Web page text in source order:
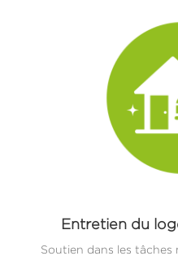
Entretien du
Soutien dans les